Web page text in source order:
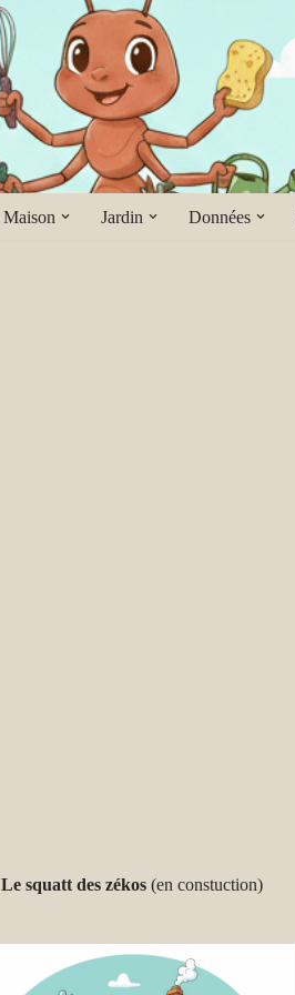
Maison Jardin Données
Le squatt des zékos (en constuction)